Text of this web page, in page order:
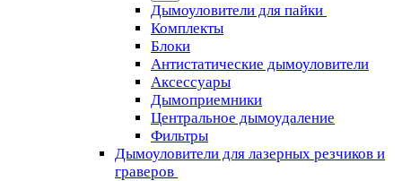
Дымоуловители для пайки
Комплекты
Блоки
Антистатические дымоуловители
Аксессуары
Дымоприемники
Центральное дымоудаление
Фильтры
Дымоуловители для лазерных резчиков и
граверов